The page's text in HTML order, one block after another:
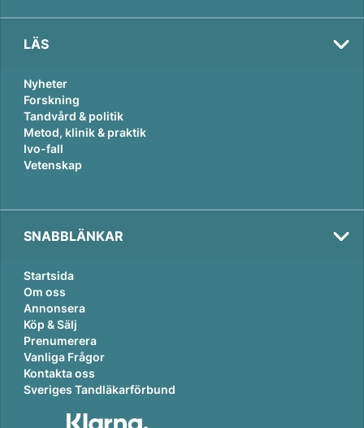
LÄS
Nyheter
Forskning
Tandvård & politik
Metod, klinik & praktik
Ivo-fall
Vetenskap
SNABBLÄNKAR
Startsida
Om oss
Annonsera
Köp & Sälj
Prenumerera
Vanliga Frågor
Kontakta oss
Sveriges Tandläkarförbund